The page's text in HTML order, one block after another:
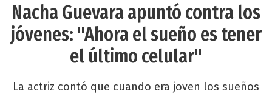
Nacha Guevara apuntó contra los
jóvenes: "Ahora el sueño es tener
el último celular"
La actriz contó que cuando era joven los sueños